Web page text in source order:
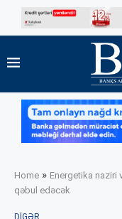
Home » Energetika naziri
qəbul edəcək